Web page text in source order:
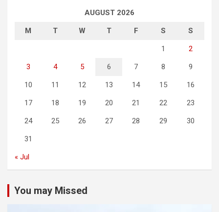
AUGUST 2026
M T W T F S S
1 2
3 4 5 6 7 8 9
10 11 12 13 14 15 16
17 18 19 20 21 22 23
24 25 26 27 28 29 30
31
« Jul
You may Missed